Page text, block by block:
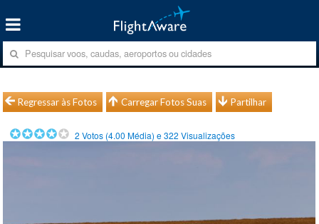
Regressar às Fotos Carregar Fotos Suas Partilhar
2 Votos (4.00 Média) e322 Visualizações